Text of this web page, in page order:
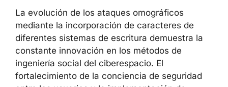
La evolución de los ataques omográficos
mediante la incorporación de caracteres de
diferentes sistemas de escritura demuestra la
constante innovación en los métodos de
ingeniería social del ciberespacio. El
fortalecimiento de la conciencia de seguridad